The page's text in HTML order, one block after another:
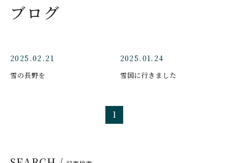
ブログ
2025.02.21
雪の長野を
2025.01.24
雪国に行きました
1